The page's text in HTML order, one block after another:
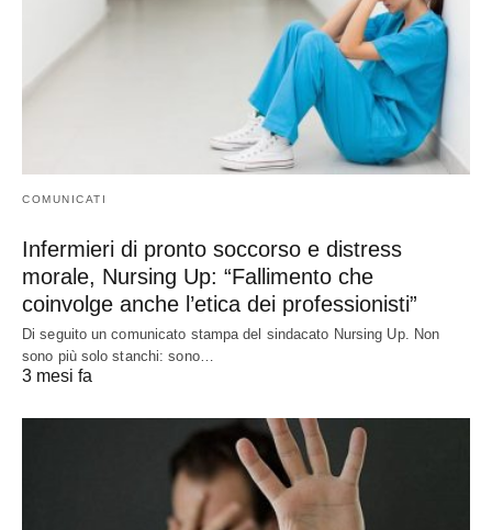
COMUNICATI
Infermieri di pronto soccorso e distress
morale, Nursing Up: “Fallimento che
coinvolge anche l’etica dei professionisti”
Di seguito un comunicato stampa del sindacato Nursing Up. Non
sono più solo stanchi: sono…
3 mesi fa